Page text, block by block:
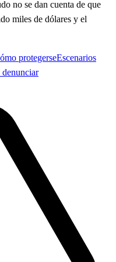
no se dan cuenta de que
miles de dólares y el
protegerseEscenarios